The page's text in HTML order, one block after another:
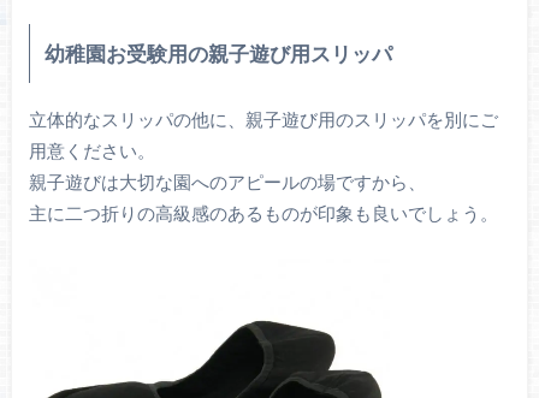
幼稚園お受験用の親子遊び用スリッパ
立体的なスリッパの他に、親子遊び用のスリッパを別にご
用意ください。
親子遊びは大切な園へのアピールの場ですから、
主に二つ折りの高級感のあるものが印象も良いでしょう。